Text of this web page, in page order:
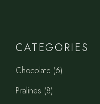
CATEGORIES
Chocolate 66
products
Pralines 88
products